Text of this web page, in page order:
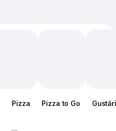
Pizza Pizza to Go Gustări